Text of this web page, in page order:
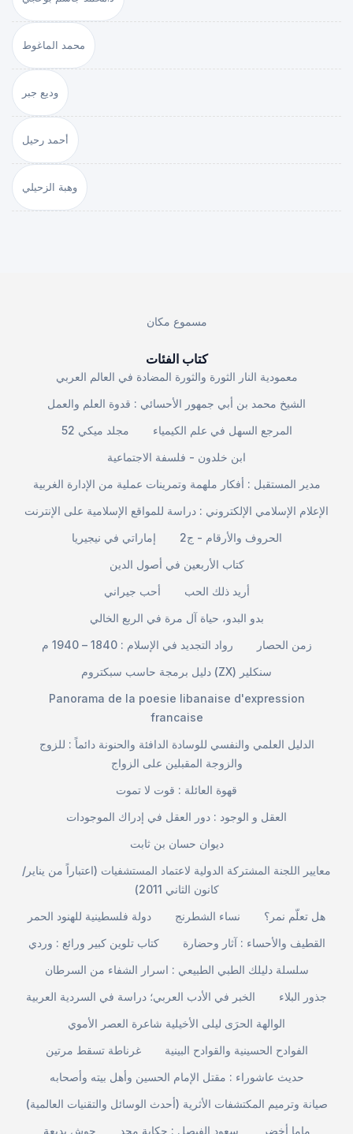
محمد الماغوط
وديع جبر
أحمد رحيل
وهبة الزحيلي
مسموع مكان
كتاب الفئات
معمودية النار الثورة والثورة المضادة في العالم العربي
الشيخ محمد بن أبي جمهور الأحسائي : قدوة العلم والعمل
مجلد ميكي 52
المرجع السهل في علم الكيمياء
ابن خلدون - فلسفة الاجتماعية
مدير المستقبل : أفكار ملهمة وتمرينات عملية من الإدارة الغربية
الإعلام الإسلامي الإلكتروني : دراسة للمواقع الإسلامية على الإنترنت
إماراتي في نيجيريا
الحروف والأرقام - ج2
كتاب الأربعين في أصول الدين
أحب جيراني
أريد ذلك الحب
بدو البدو، حياة آل مرة في الربع الخالي
رواد التجديد في الإسلام : 1840 – 1940 م
زمن الحصار
دليل برمجة حاسب سبكتروم (ZX) سنكلير
Panorama de la poesie libanaise d'expression
francaise
الدليل العلمي والنفسي للوسادة الدافئة والحنونة دائماً : للزوج
والزوجة المقبلين على الزواج
قهوة العائلة : قوت لا تموت
العقل و الوجود : دور العقل في إدراك الموجودات
ديوان حسان بن ثابت
معايير اللجنة المشتركة الدولية لاعتماد المستشفيات (اعتباراً من يناير/
كانون الثاني 2011)
دولة فلسطينية للهنود الحمر
نساء الشطرنج
هل تعلّم نمر؟
كتاب تلوين كبير ورائع : وردي
القطيف والأحساء : آثار وحضارة
سلسلة دليلك الطبي الطبيعي : اسرار الشفاء من السرطان
الخبر في الأدب العربي؛ دراسة في السردية العربية
جذور البلاء
الوالهة الحرَى ليلى الأخيلية شاعرة العصر الأموي
غرناطة تسقط مرتين
الفوادح الحسينية والقوادح البينية
حديث عاشوراء : مقتل الإمام الحسين وأهل بيته وأصحابه
صيانة وترميم المكتشفات الأثرية (أحدث الوسائل والتقنيات العالمية)
حوش بديعة
سعود الفيصل : حكاية مجد ماما أخضر